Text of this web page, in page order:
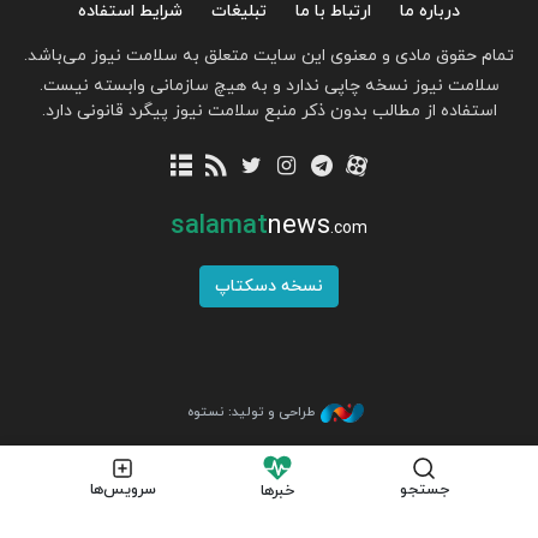
جستجو خبرها سرویس‌ها
درباره ما ارتباط با ما تبلیغات
شرایط استفاده
تمام حقوق مادی و معنوی این سایت متعلق به سلامت نیوز می‌باشد.
سلامت نیوز نسخه چاپی ندارد و به هیچ سازمانی وابسته نیست.
استفاده از مطالب بدون ذکر منبع سلامت نیوز پیگرد قانونی دارد.
salamatnews.com
نسخه دسکتاپ
طراحی و تولید: نستوه